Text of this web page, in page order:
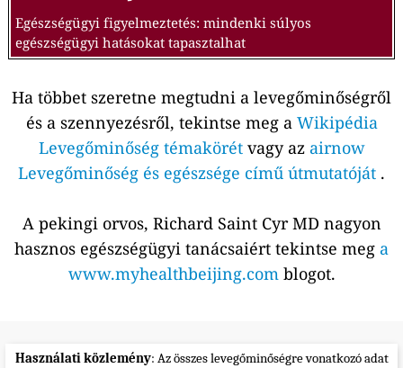
Egészségügyi figyelmeztetés: mindenki súlyos
egészségügyi hatásokat tapasztalhat
Ha többet szeretne megtudni a levegőminőségről
és a szennyezésről, tekintse meg a Wikipédia
Levegőminőség témakörétvagy az airnow
Levegőminőség és egészsége című útmutatóját .
A pekingi orvos, Richard Saint Cyr MD nagyon
hasznos egészségügyi tanácsaiért tekintse meg a
www.myhealthbeijing.comblogot.
Használati közlemény: Az összes levegőminőségre vonatkozó adat